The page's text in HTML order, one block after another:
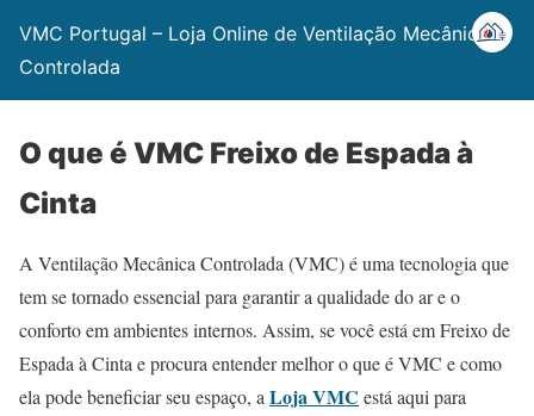
VMC Portugal – Loja Online de Ventilação Mecânica
Controlada
O que é VMC Freixo de Espada à
Cinta
A Ventilação Mecânica Controlada (VMC) é uma tecnologia que
tem se tornado essencial para garantir a qualidade do ar e o
conforto em ambientes internos. Assim, se você está em Freixo de
Espada à Cinta e procura entender melhor o que é VMC e como
ela pode beneficiar seu espaço, a Loja VMC está aqui para